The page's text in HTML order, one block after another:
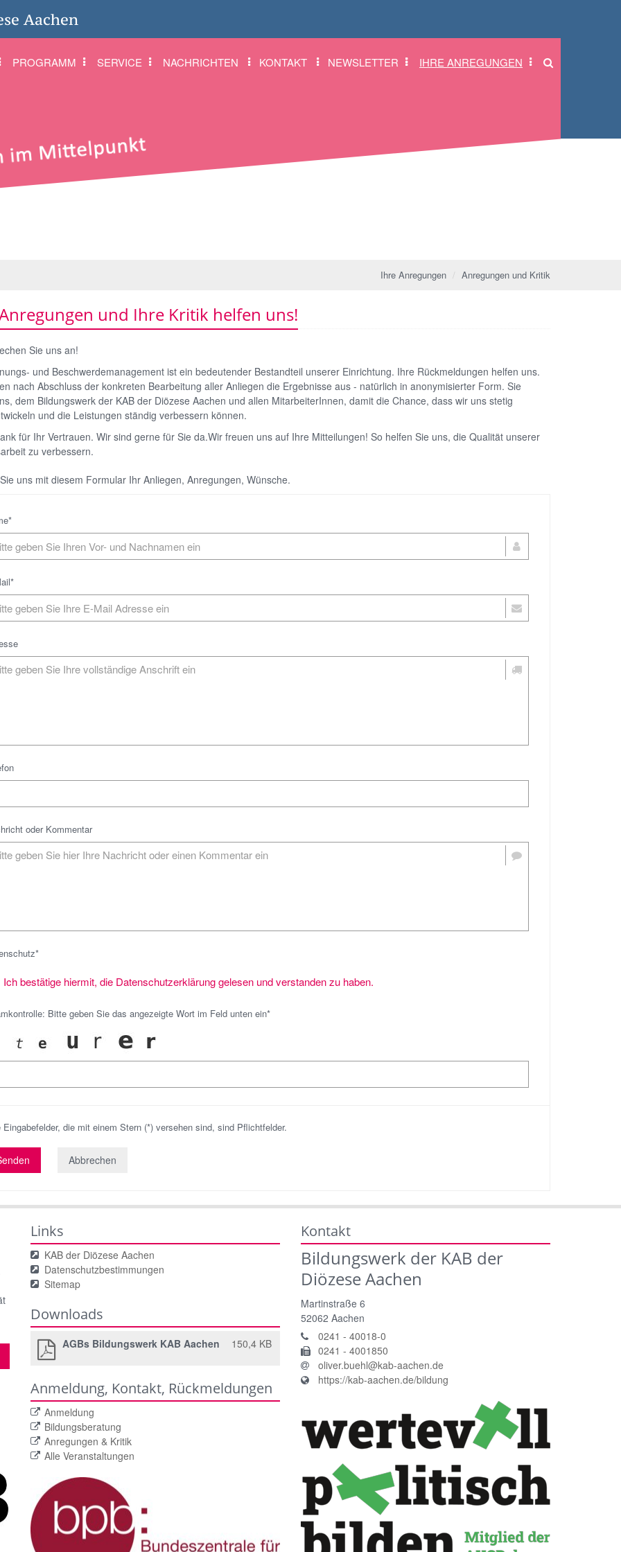
Aachen
PROGRAMM SERVICE NACHRICHTEN KONTAKT NEWSLETTER IHRE ANREGUNGEN
Ihre Anregungen Anregungen und Kritik
und Ihre Kritik helfen uns!
Sie uns an!
und Beschwerdemanagement ist ein bedeutender Bestandteil unserer Einrichtung. Ihre Rückmeldungen helfen uns.
nach Abschluss der konkreten Bearbeitung aller Anliegen die Ergebnisse aus - natürlich in anonymisierter Form. Sie
dem Bildungswerk der KAB der Diözese Aachen und allen MitarbeiterInnen, damit die Chance, dass wir uns stetig
und die Leistungen ständig verbessern können.
für Ihr Vertrauen. Wir sind gerne für Sie da.Wir freuen uns auf Ihre Mitteilungen! So helfen Sie uns, die Qualität unserer
zu verbessern.
uns mit diesem Formular Ihr Anliegen, Anregungen, Wünsche.
oder Kommentar
Ich bestätige hiermit, die Datenschutzerklärung gelesen und verstanden zu haben.
Bitte geben Sie das angezeigte Wort im Feld unten ein*
Eingabefelder, die mit einem Stern (*) versehen sind, sind Pflichtfelder.
Abbrechen
Links
KAB der Diözese Aachen
Datenschutzbestimmungen
Sitemap
Downloads
AGBs Bildungswerk KAB Aachen 150,4 KB
Anmeldung, Kontakt, Rückmeldungen
Anmeldung
Bildungsberatung
Anregungen & Kritik
Alle Veranstaltungen
Kontakt
Bildungswerk der KAB der
Diözese Aachen
Martinstraße 6
52062 Aachen
0241 - 40018-0
0241 - 4001850
oliver.buehl@kab-aachen.de
https://kab-aachen.de/bildung